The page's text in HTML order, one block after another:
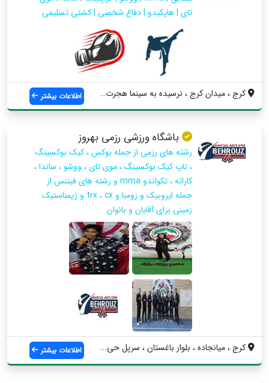
تای | هاپکیدو | دفاع شخصی | کشتی تسلیمی
کرج ، میدان کرج ، نرسیده به سینما هجرت ،... اطلاعات بیشتر
باشگاه ورزشی رزمی بهروز
رشته های رزمی از جمله بوکس ، کیک بوکسینگ
، تاپ کیک بوکسینگ ، موی تای ، ووشو ، ساندا ،
کاراته ، تکواندو mma و رشته های فیتنس از
جمله ایروبیک و زومبا و trx ، cx و ژیمناستیک
زمینی برای آقایان و بانوان
کرج ، میانجاده ، بلوار باغستان ، سرپل حی... اطلاعات بیشتر